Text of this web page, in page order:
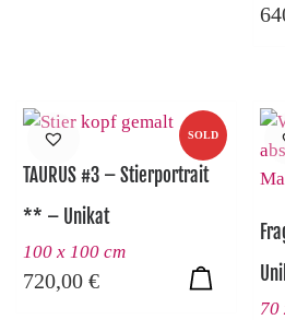
SOLD
TAURUS #3 – Stierportrait
** – Unikat
100 x 100 cm
720,00 €
70